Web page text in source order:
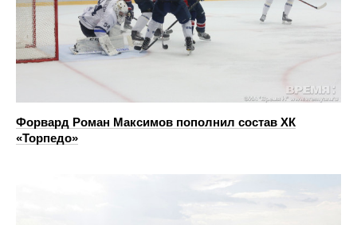
Форвард Роман Максимов пополнил состав ХК
«Торпедо»